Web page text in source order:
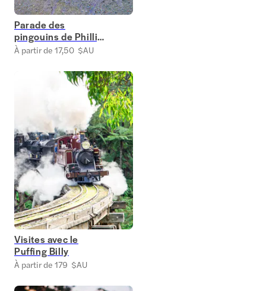
Parade des
pingouins de Phillip
Island
À partir de 17,50 $AU
Visites avec le
Puffing Billy
À partir de 179 $AU